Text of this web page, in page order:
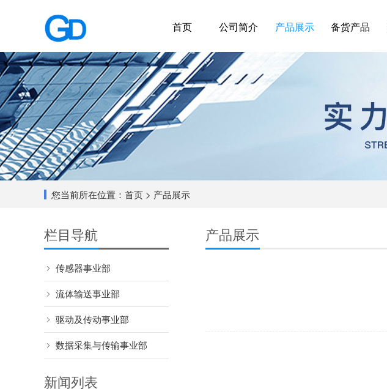
首页 公司简介 产品展示 备货产品
您当前所在位置： 首页 > 产品展示
栏目导航
传感器事业部
流体输送事业部
驱动及传动事业部
数据采集与传输事业部
新闻列表
产品展示